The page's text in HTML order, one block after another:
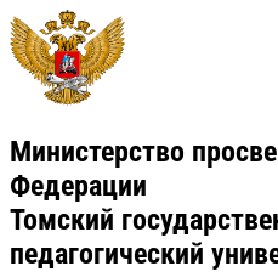
Министерство
Федерации
Томский
педагогический